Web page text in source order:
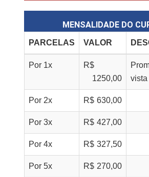
MENSALIDADE DO
PARCELAS VALOR
Por 1x
R$
1250,00
vista
Por 2x R$ 630,00
Por 3x R$ 427,00
Por 4x R$ 327,50
Por 5x R$ 270,00